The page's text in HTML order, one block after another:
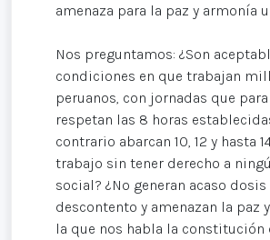
amenaza para la paz y armonía
Nos preguntamos: ¿Son
condiciones en que trabajan
peruanos, con jornadas que
respetan las 8 horas
contrario abarcan 10, 12 y hasta
trabajo sin tener derecho a
social? ¿No generan acaso
descontento y amenazan la paz
la que nos habla la constitución